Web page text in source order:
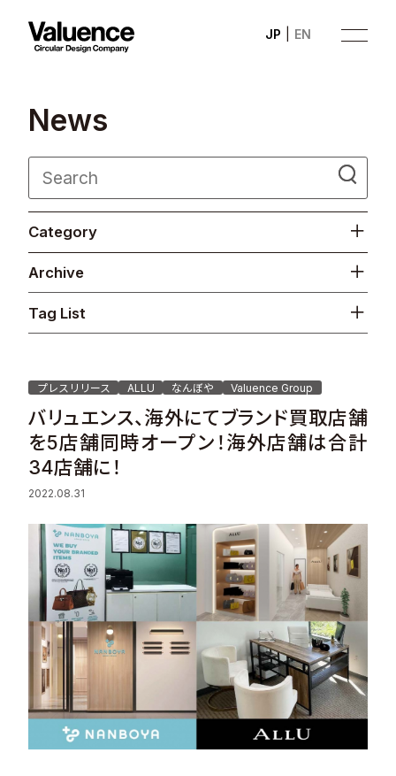
EN
JP
Company
Philosophy
Business
Investor Relations
Sustainability
Recruit
Contact
© Valuence Holdings Inc.
News
Category
Archive
Tag List
プレスリリース ALLU なんぼや Valuence Group
バリュエンス、海外にてブランド買取店舗
を5店舗同時オープン！海外店舗は合計
34店舗に！
2022.08.31